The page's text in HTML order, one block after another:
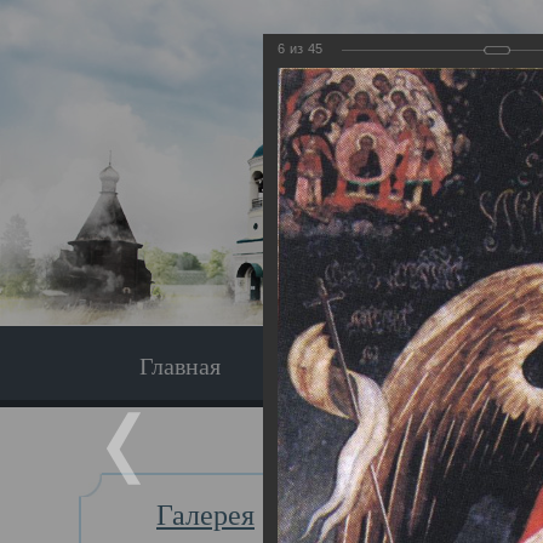
Главная Экскурсия
Галерея
Главная
6 из 45